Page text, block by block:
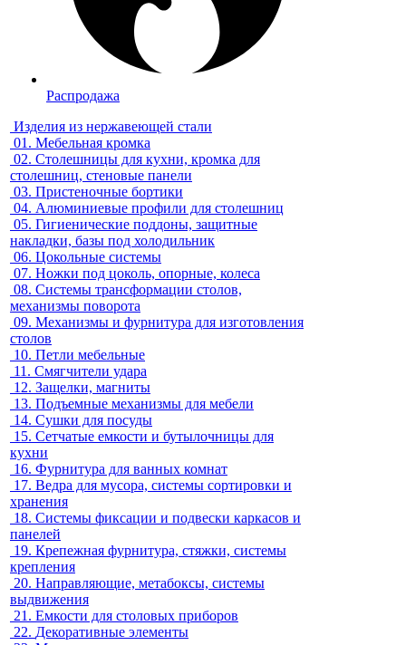
Распродажа
Изделия из нержавеющей стали
01. Мебельная кромка
02. Столешницы для кухни, кромка для
столешниц, стеновые панели
03. Пристеночные бортики
04. Алюминиевые профили для столешниц
05. Гигиенические поддоны, защитные
накладки, базы под холодильник
06. Цокольные системы
07. Ножки под цоколь, опорные, колеса
08. Системы трансформации столов,
механизмы поворота
09. Механизмы и фурнитура для изготовления
столов
10. Петли мебельные
11. Смягчители удара
12. Защелки, магниты
13. Подъемные механизмы для мебели
14. Сушки для посуды
15. Сетчатые емкости и бутылочницы для
кухни
16. Фурнитура для ванных комнат
17. Ведра для мусора, системы сортировки и
хранения
18. Системы фиксации и подвески каркасов и
панелей
19. Крепежная фурнитура, стяжки, системы
крепления
20. Направляющие, метабоксы, системы
выдвижения
21. Емкости для столовых приборов
22. Декоративные элементы